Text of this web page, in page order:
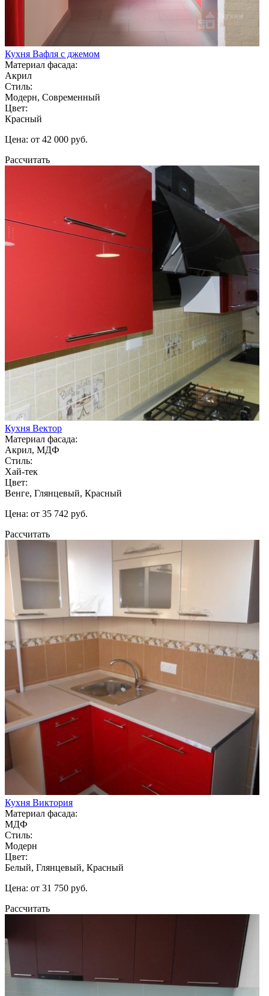
Кухня Вафля с джемом
Материал фасада:
Акрил
Стиль:
Модерн, Современный
Цвет:
Красный
Цена: от 42 000 руб.
Рассчитать
Кухня Вектор
Материал фасада:
Акрил, МДФ
Стиль:
Хай-тек
Цвет:
Венге, Глянцевый, Красный
Цена: от 35 742 руб.
Рассчитать
Кухня Виктория
Материал фасада:
МДФ
Стиль:
Модерн
Цвет:
Белый, Глянцевый, Красный
Цена: от 31 750 руб.
Рассчитать